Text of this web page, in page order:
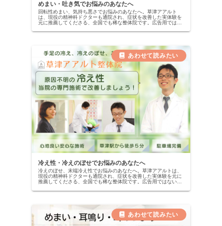
めまい・吐き気でお悩みのあなたへ
回転性めまい、気持ち悪さでお悩みのあなたへ。草津アアルト
は、現役の精神科ドクターも通院され、症状を改善した実体験を
元に推薦してくださる、全国でも稀な整体院です。広告用ではな
しませんか？
冷え性・冷えのぼせでお悩みのあなたへ
冷えのぼせ、末端冷え性でお悩みのあなたへ。草津アアルトは、
現役の精神科ドクターも通院され、症状を改善した実体験を元に
推薦してくださる、全国でも稀な整体院です。広告用ではない、
せんか？